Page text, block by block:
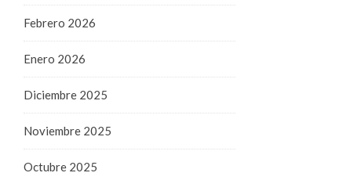
Febrero 2026
Enero 2026
Diciembre 2025
Noviembre 2025
Octubre 2025